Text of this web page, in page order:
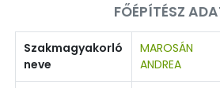
FŐÉPÍTÉSZ
Szakmagyakorló
neve
MAROSÁN
ANDREA